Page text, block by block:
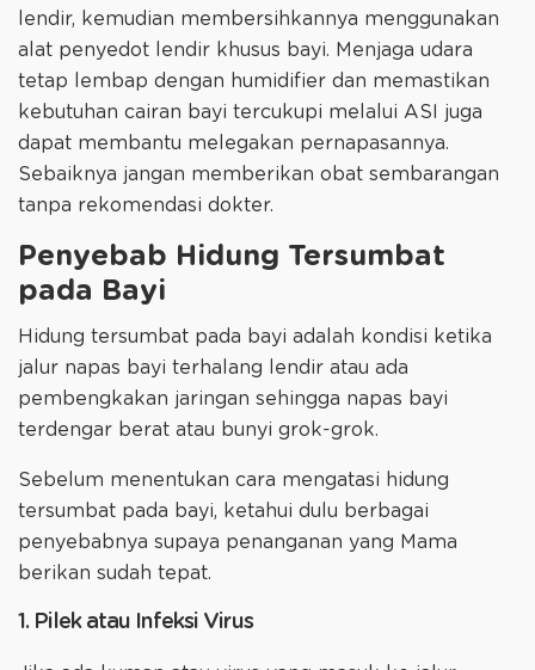
lendir, kemudian membersihkannya menggunakan
alat penyedot lendir khusus bayi. Menjaga udara
tetap lembap dengan humidifier dan memastikan
kebutuhan cairan bayi tercukupi melalui ASI juga
dapat membantu melegakan pernapasannya.
Sebaiknya jangan memberikan obat sembarangan
tanpa rekomendasi dokter.
Penyebab Hidung Tersumbat
pada Bayi
Hidung tersumbat pada bayi adalah kondisi ketika
jalur napas bayi terhalang lendir atau ada
pembengkakan jaringan sehingga napas bayi
terdengar berat atau bunyi grok-grok.
Sebelum menentukan cara mengatasi hidung
tersumbat pada bayi, ketahui dulu berbagai
penyebabnya supaya penanganan yang Mama
berikan sudah tepat.
1. Pilek atau Infeksi Virus